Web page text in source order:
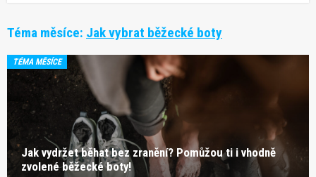
Téma měsíce: Jak vybrat běžecké boty
TÉMA MĚSÍCE
Jak vydržet běhat bez zranění? Pomůžou ti i vhodně
zvolené běžecké boty!